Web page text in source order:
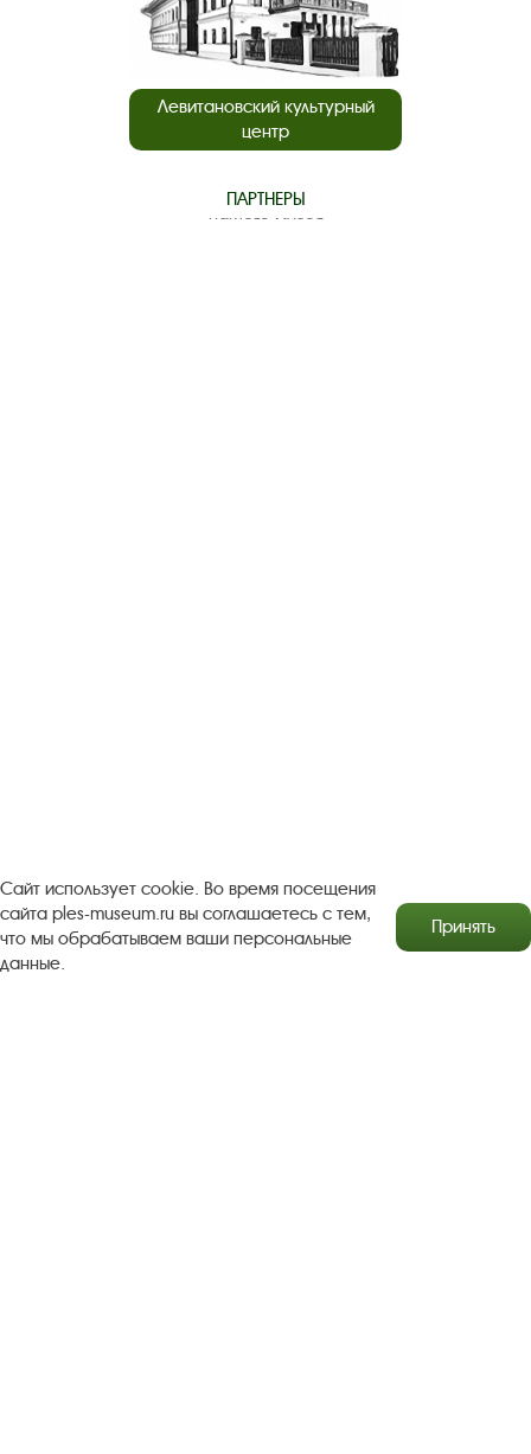
Левитановский культурный
центр
ПАРТНЕРЫ
нашего музея
Антикоррупционная деятельность
Сайт использует cookie. Во время посещения
сайта ples-museum.ru вы соглашаетесь с тем,
что мы обрабатываем ваши персональные
данные.
Принять